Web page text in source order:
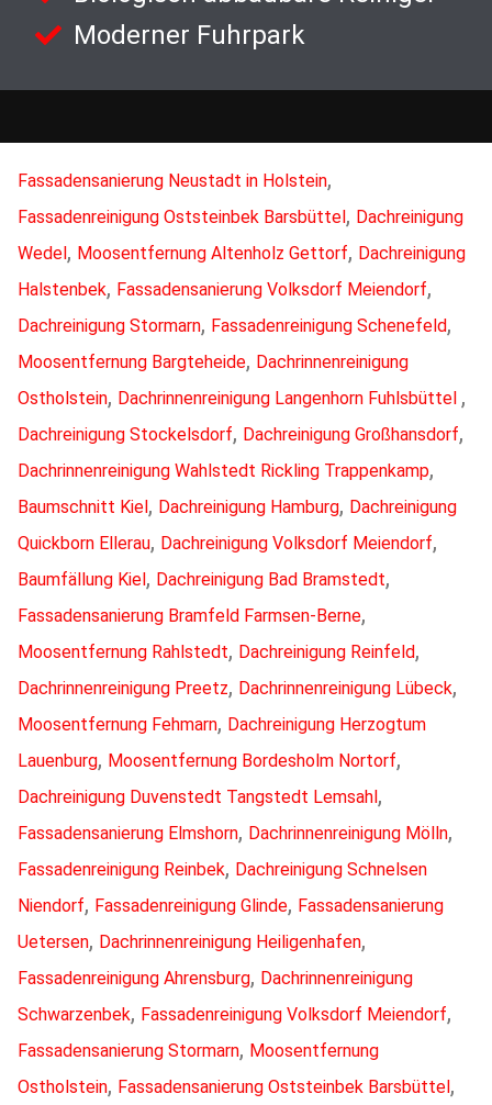
Moderner Fuhrpark
Fassadensanierung Neustadt in Holstein,
Fassadenreinigung Oststeinbek Barsbüttel, Dachreinigung
Wedel, Moosentfernung Altenholz Gettorf, Dachreinigung
Halstenbek, Fassadensanierung Volksdorf Meiendorf,
Dachreinigung Stormarn, Fassadenreinigung Schenefeld,
Moosentfernung Bargteheide, Dachrinnenreinigung
Ostholstein, Dachrinnenreinigung Langenhorn Fuhlsbüttel ,
Dachreinigung Stockelsdorf, Dachreinigung Großhansdorf,
Dachrinnenreinigung Wahlstedt Rickling Trappenkamp,
Baumschnitt Kiel, Dachreinigung Hamburg, Dachreinigung
Quickborn Ellerau, Dachreinigung Volksdorf Meiendorf,
Baumfällung Kiel, Dachreinigung Bad Bramstedt,
Fassadensanierung Bramfeld Farmsen-Berne,
Moosentfernung Rahlstedt, Dachreinigung Reinfeld,
Dachrinnenreinigung Preetz, Dachrinnenreinigung Lübeck,
Moosentfernung Fehmarn, Dachreinigung Herzogtum
Lauenburg, Moosentfernung Bordesholm Nortorf,
Dachreinigung Duvenstedt Tangstedt Lemsahl,
Fassadensanierung Elmshorn, Dachrinnenreinigung Mölln,
Fassadenreinigung Reinbek, Dachreinigung Schnelsen
Niendorf, Fassadenreinigung Glinde, Fassadensanierung
Uetersen, Dachrinnenreinigung Heiligenhafen,
Fassadenreinigung Ahrensburg, Dachrinnenreinigung
Schwarzenbek, Fassadenreinigung Volksdorf Meiendorf,
Fassadensanierung Stormarn, Moosentfernung
Ostholstein, Fassadensanierung Oststeinbek Barsbüttel,